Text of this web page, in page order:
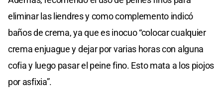
eliminar las liendres y como complemento indicó
baños de crema, ya que es inocuo “colocar cualquier
crema enjuague y dejar por varias horas con alguna
cofia y luego pasar el peine fino. Esto mata a los piojos
por asfixia”.